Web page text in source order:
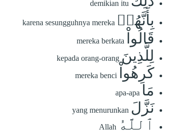
demikian itu
بِأَنَّهُمۡ karena sesungguhnya mereka
قَالُواْ mereka berkata
لِلَّذِينَ kepada orang-orang
كَرِهُواْ mereka benci
مَا apa-apa
نَزَّلَ yang menurunkan
ٱللَّهُ Allah